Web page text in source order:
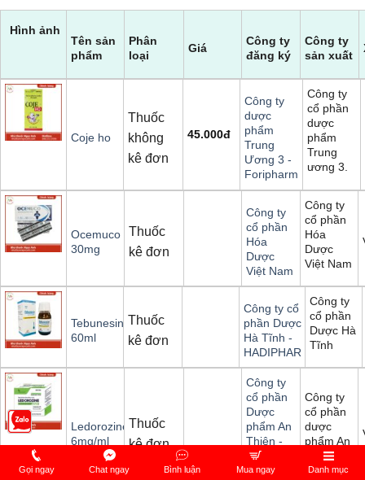
Hình ảnh
Tên sản
phẩm
Phân
loại
Giá
Công ty
đăng ký
Công ty
sản xuất
Coje ho
Thuốc
không
kê đơn
45.000đ
Công ty
dược
phẩm
Trung
Ương 3 -
Foripharm
Công ty
cổ phần
dược
phẩm
Trung
ương 3.
Ocemuco
30mg
Thuốc
kê đơn
Công ty
cổ phần
Hóa
Dược
Việt Nam
Công ty
cổ phần
Hóa
Dược
Việt Nam
Tebunesin
60ml
Thuốc
kê đơn
Công ty cổ
phần Dược
Hà Tĩnh -
HADIPHAR
Công ty
cổ phần
Dược Hà
Tĩnh
Ledorozine
6mg/ml
Thuốc
kê đơn
Công ty
cổ phần
Dược
phẩm An
Thiên -
A.T
PHARMA
Công ty
cổ phần
dược
phẩm An
Thiên
Gọi ngay Chat ngay Bình luận Mua ngay Danh mục